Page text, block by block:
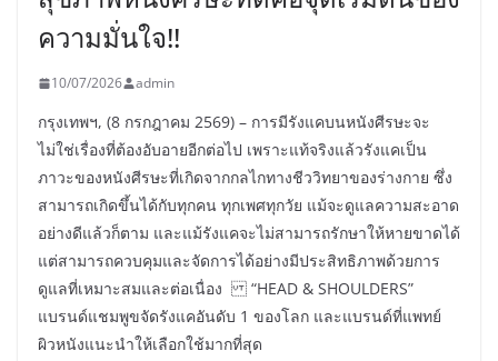
ความมั่นใจ!!
10/07/2026 admin
กรุงเทพฯ, (8 กรกฎาคม 2569) – การมีรังแคบนหนังศีรษะจะ
ไม่ใช่เรื่องที่ต้องอับอายอีกต่อไป เพราะแท้จริงแล้วรังแคเป็น
ภาวะของหนังศีรษะที่เกิดจากกลไกทางชีววิทยาของร่างกาย ซึ่ง
สามารถเกิดขึ้นได้กับทุกคน ทุกเพศทุกวัย แม้จะดูแลความสะอาด
อย่างดีแล้วก็ตาม และแม้รังแคจะไม่สามารถรักษาให้หายขาดได้
แต่สามารถควบคุมและจัดการได้อย่างมีประสิทธิภาพด้วยการ
ดูแลที่เหมาะสมและต่อเนื่อง “HEAD & SHOULDERS”
แบรนด์แชมพูขจัดรังแคอันดับ 1 ของโลก และแบรนด์ที่แพทย์
ผิวหนังแนะนำให้เลือกใช้มากที่สุด